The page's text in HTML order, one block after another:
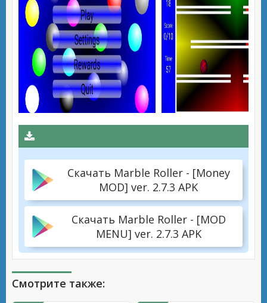
Скачать Marble Roller - [Money
MOD] ver. 2.7.3 APK
Скачать Marble Roller - [MOD
MENU] ver. 2.7.3 APK
Смотрите также: